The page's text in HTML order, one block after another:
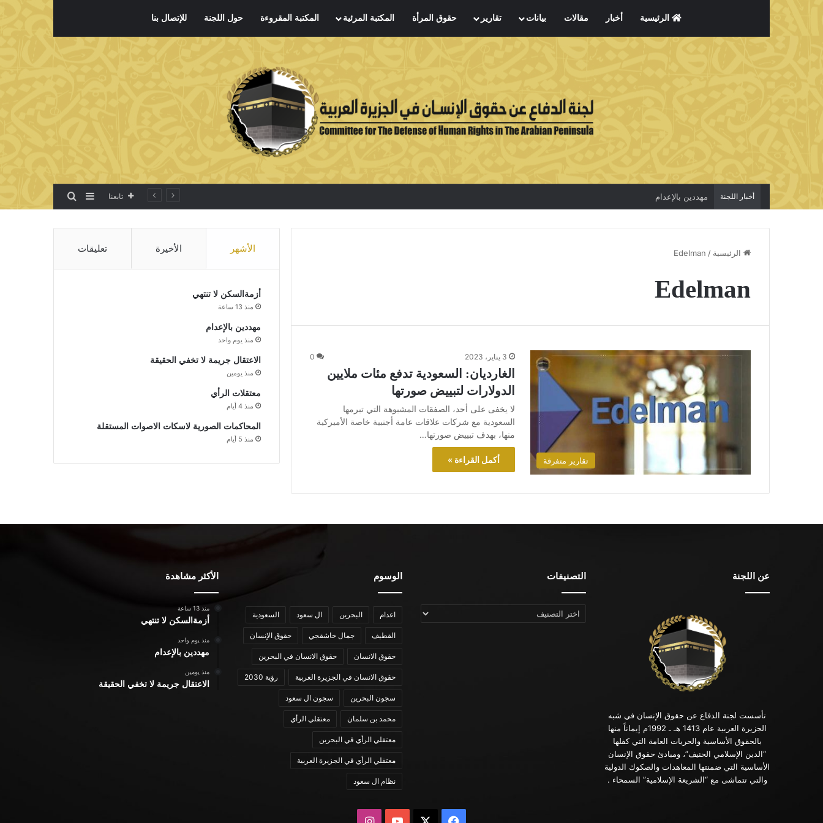
الرئيسية أخبار مقالات بيانات تقارير حقوق المرأة المكتبة المرئية المكتبة المقروءة حول اللجنة للإتصال بنا
أخبار اللجنة مهددين بالإعدام تابعنا إضافة عمود جانبي
بحث عن
الرئيسية /
Edelman
Edelman
تقارير متفرقة
3 يناير، 2023 0
الغارديان: السعودية تدفع مئات ملايين
الدولارات لتبييض صورتها
لا يخفى على أحد، الصفقات المشبوهة التي تبرمها
السعودية مع شركات علاقات عامة أجنبية خاصة الأميركية
منها، بهدف تبييض صورتها…
أكمل القراءة »
الأشهر الأخيرة تعليقات
أزمةالسكن لا تنتهي
منذ 13 ساعة
مهددين بالإعدام
منذ يوم واحد
الاعتقال جريمة لا تخفي الحقيقة
منذ يومين
معتقلات الرأي
منذ 4 أيام
المحاكمات الصورية لاسكات الاصوات المستقلة
منذ 5 أيام
عن اللجنة
تأسست لجنة الدفاع عن حقوق الإنسان في شبه
الجزيرة العربية عام 1413 هـ ـ 1992م إيماناً منها
بالحقوق الأساسية والحريات العامة التي كفلها
“الدين الإسلامي الحنيف”، ومبادئ حقوق الإنسان
الأساسية التي ضمنتها المعاهدات والصكوك الدولية
والتي تتماشى مع “الشريعة الإسلامية” السمحاء .
التصنيفات
التصنيفات
الوسوم
اعدام البحرين ال سعود السعودية
القطيف جمال خاشقجي حقوق الإنسان
حقوق الانسان حقوق الانسان في البحرين
حقوق الانسان في الجزيرة العربية رؤية 2030
سجون البحرين سجون ال سعود
محمد بن سلمان معتقلي الرأي
معتقلي الرأي في البحرين
معتقلي الرأي في الجزيرة العربية
نظام ال سعود
الأكثر مشاهدة
منذ 13 ساعة
أزمةالسكن لا تنتهي
منذ يوم واحد
مهددين بالإعدام
منذ يومين
الاعتقال جريمة لا تخفي الحقيقة
فيسبوك يوتيوبانستقرام